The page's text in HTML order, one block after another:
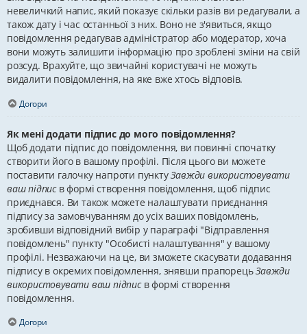
невеличкий напис, який показує скільки разів ви редагували, а
також дату і час останньої з них. Воно не з'явиться, якщо
повідомлення редагував адміністратор або модератор, хоча
вони можуть залишити інформацію про зроблені зміни на свій
розсуд. Врахуйте, що звичайні користувачі не можуть
видалити повідомлення, на яке вже хтось відповів.
Догори
Як мені додати підпис до мого повідомлення?
Щоб додати підпис до повідомлення, ви повинні спочатку
створити його в вашому профілі. Після цього ви можете
поставити галочку напроти пунктуЗавжди використовувати
ваш підписв формі створення повідомлення, щоб підпис
приєднався. Ви також можете налаштувати приєднання
підпису за замовчуванням до усіх ваших повідомлень,
зробивши відповідний вибір у параграфі "Відправлення
повідомлень" пункту "Особисті налаштування" у вашому
профілі. Незважаючи на це, ви зможете скасувати додавання
підпису в окремих повідомлення, знявши прапорецьЗавжди
використовувати ваш підписв формі створення
повідомлення.
Догори